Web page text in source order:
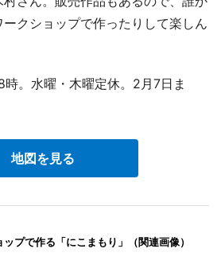
クショップで作ったりして楽しん
。水曜・木曜定休。2月7日ま
地図を見る
ップで作る「にこまもり」（関連画像）